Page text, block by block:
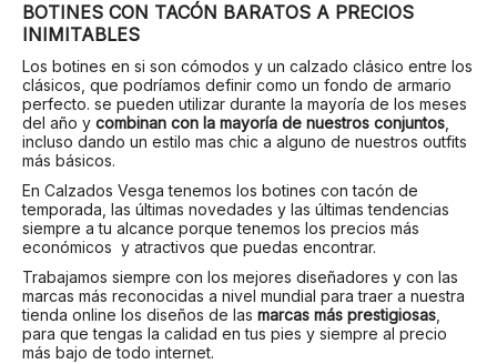
BOTINES CON TACÓN BARATOS A PRECIOS
INIMITABLES
Los botines en si son cómodos y un calzado clásico entre los
clásicos, que podríamos definir como un fondo de armario
perfecto. se pueden utilizar durante la mayoría de los meses
del año y combinan con la mayoría de nuestros conjuntos,
incluso dando un estilo mas chic a alguno de nuestros outfits
más básicos.
En Calzados Vesga tenemos los botines con tacón de
temporada, las últimas novedades y las últimas tendencias
siempre a tu alcance porque tenemos los precios más
económicos y atractivos que puedas encontrar.
Trabajamos siempre con los mejores diseñadores y con las
marcas más reconocidas a nivel mundial para traer a nuestra
tienda online los diseños de las marcas más prestigiosas,
para que tengas la calidad en tus pies y siempre al precio
más bajo de todo internet.